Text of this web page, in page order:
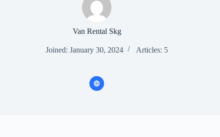
Van Rental Skg
Joined: January 30, 2024 Articles: 5